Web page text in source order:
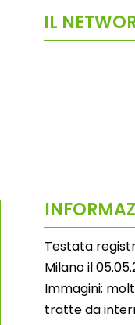
IL
Testata
Milano il
Immagini:
tratte da